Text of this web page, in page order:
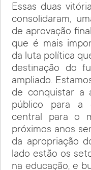
Essas duas
consolidaram,
de aprovação
que é mais
da luta política
destinação do
ampliado.
de conquistar a
público para a
central para o
próximos anos
da apropriação
lado estão os
na educação, e